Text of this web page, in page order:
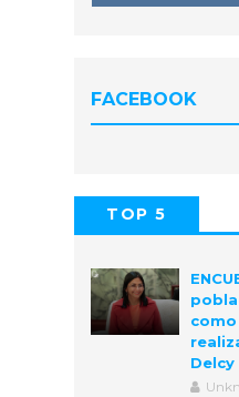
FACEBOOK
TOP 5